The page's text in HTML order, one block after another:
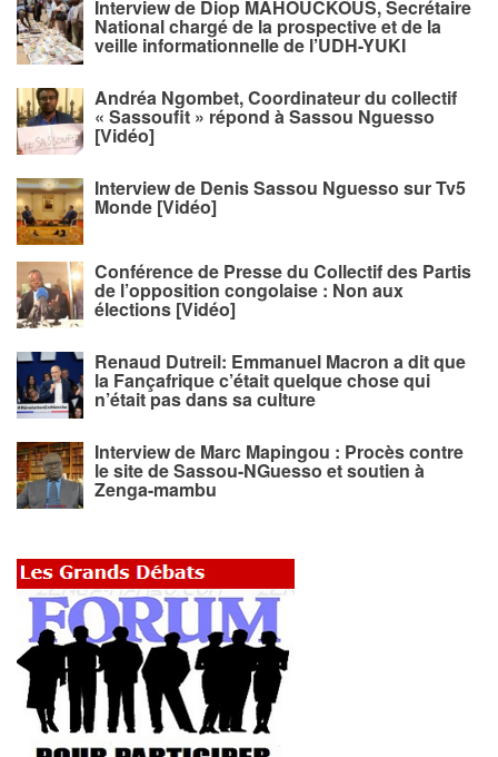
Interview de Diop MAHOUCKOUS, Secrétaire
National chargé de la prospective et de la
veille informationnelle de l’UDH-YUKI
Andréa Ngombet, Coordinateur du collectif
« Sassoufit » répond à Sassou Nguesso
[Vidéo]
Interview de Denis Sassou Nguesso sur Tv5
Monde [Vidéo]
Conférence de Presse du Collectif des Partis
de l’opposition congolaise : Non aux
élections [Vidéo]
Renaud Dutreil: Emmanuel Macron a dit que
la Fançafrique c’était quelque chose qui
n’était pas dans sa culture
Interview de Marc Mapingou : Procès contre
le site de Sassou-NGuesso et soutien à
Zenga-mambu